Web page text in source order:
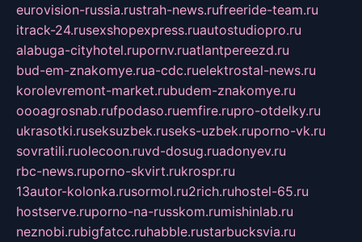
eurovision-russia.rustrah-news.rufreeride-team.ru
itrack-24.rusexshopexpress.ruautostudiopro.ru
alabuga-cityhotel.rupornv.ruatlantpereezd.ru
bud-em-znakomye.rua-cdc.ruelektrostal-news.ru
korolevremont-market.rubudem-znakomye.ru
oooagrosnab.rufpodaso.ruemfire.rupro-otdelky.ru
ukrasotki.ruseksuzbek.ruseks-uzbek.ruporno-vk.ru
sovratili.ruolecoon.ruvd-dosug.ruadonyev.ru
rbc-news.ruporno-skvirt.rukrospr.ru
13autor-kolonka.rusormol.ru2rich.ruhostel-65.ru
hostserve.ruporno-na-russkom.rumishinlab.ru
neznobi.rubigfatcc.ruhabble.rustarbucksvia.ru